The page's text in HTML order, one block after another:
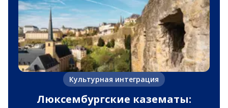
Культурная интеграция
Люксембургские казематы: